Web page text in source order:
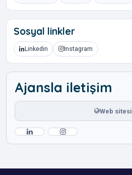
Sosyal linkler
Linkedin Instagram
Ajansla iletişim
Web sitesi